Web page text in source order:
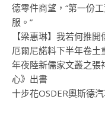
德零件商望，“第一份
服。”
【梁惠琳】我若何推
厄爾尼諾料下半年卷
年夜陸新儒家文叢之張
心》出書
十步花OSDER奧斯德